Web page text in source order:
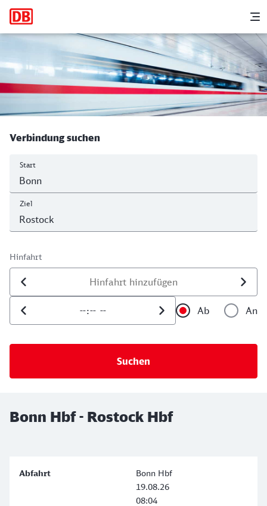
Hauptnavigation
Bonn Hbf - Rostock Hbf
Verbindung suchen
Start
Ziel
Hinfahrt
Datum der Hinfahrt
Uhrzeit der Hinfahrt
Ab
An
Bonn Hbf - Rostock Hbf
Bonn Hbf
19.08.26
08:04